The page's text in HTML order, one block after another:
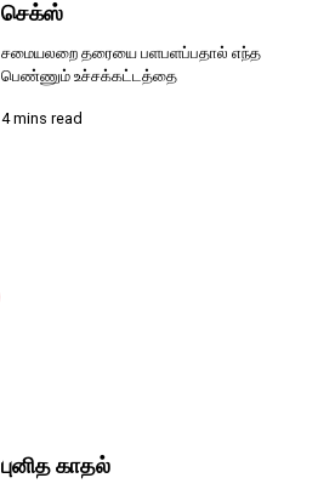
செக்ஸ்
சமையலறை தரையை பளபளப்பதால் எந்த
பெண்ணும் உச்சக்கட்டத்தை
4 mins read
புனித காதல்